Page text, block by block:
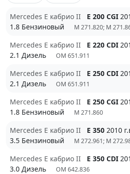
Mercedes E кабрио II E 200 CGI
1.8 Бензиновый M 271.820; M
Mercedes E кабрио II E 220 CDI
2.1 Дизель OM 651.911
Mercedes E кабрио II E 250 CDI
2.1 Дизель OM 651.911
Mercedes E кабрио II E 250 CGI
1.8 Бензиновый M 271.860
Mercedes E кабрио II E 350 2010
3.5 Бензиновый M 272.961; M
Mercedes E кабрио II E 350 CDI
3.0 Дизель OM 642.836